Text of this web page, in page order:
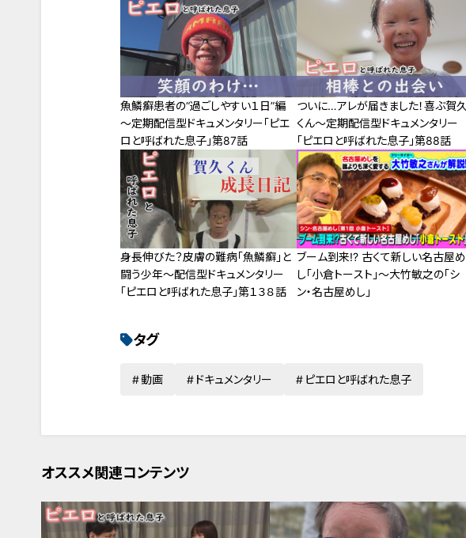
魚鱗癬患者の“過ごしやすい１日”編
～定期配信型ドキュメンタリー「ピエ
ロと呼ばれた息子」第87話
ついに…アレが届きました！喜ぶ賀久
くん～定期配信型ドキュメンタリー
「ピエロと呼ばれた息子」第88話
身長伸びた？皮膚の難病「魚鱗癬」と
闘う少年～配信型ドキュメンタリー
「ピエロと呼ばれた息子」第１３８話
ブーム到来!? 古くて新しい名古屋め
し「小倉トースト」～大竹敏之の「シ
ン・名古屋めし」
タグ
動画 ドキュメンタリー ピエロと呼ばれた息子
オススメ関連コンテンツ